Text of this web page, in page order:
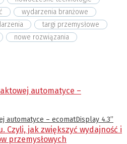
wydarzenia branżowe
targi przemysłowe
nowe rozwiązania
– ecomatDisplay 4.3’’